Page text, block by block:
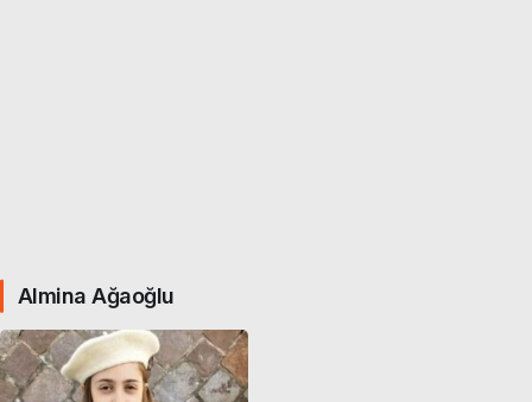
Almina Ağaoğlu